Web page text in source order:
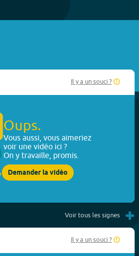
Il y a un souci ?
Oups.
Vous aussi, vous aimeriez
voir une vidéo ici ?
On y travaille, promis.
Demander la vidéo
Voir tous les signes +
Il y a un souci ?